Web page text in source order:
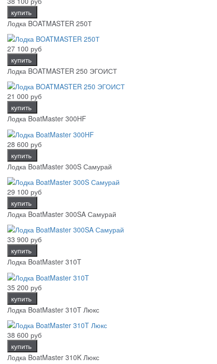
купить
Лодка BOATMASTER 250Т
27 100 руб
купить
Лодка BOATMASTER 250 ЭГОИСТ
21 000 руб
купить
Лодка BoatMaster 300HF
28 600 руб
купить
Лодка BoatMaster 300S Самурай
29 100 руб
купить
Лодка BoatMaster 300SA Самурай
33 900 руб
купить
Лодка BoatMaster 310T
35 200 руб
купить
Лодка BoatMaster 310T Люкс
38 600 руб
купить
Лодка BoatMaster 310K Люкс